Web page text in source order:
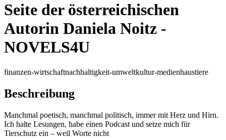
Seite der österreichischen
Autorin Daniela Noitz -
NOVELS4U
finanzen-wirtschaftnachhaltigkeit-umweltkultur-medienhaustiere
Beschreibung
Manchmal poetisch, manchmal politisch, immer mit Herz und Hirn.
Ich halte Lesungen, habe einen Podcast und setze mich für
Tierschutz ein – weil Worte nicht